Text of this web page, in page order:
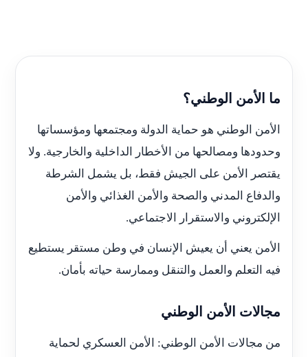
ما الأمن الوطني؟
الأمن الوطني هو حماية الدولة ومجتمعها ومؤسساتها
وحدودها ومصالحها من الأخطار الداخلية والخارجية. ولا
يقتصر الأمن على الجيش فقط، بل يشمل الشرطة
والدفاع المدني والصحة والأمن الغذائي والأمن
الإلكتروني والاستقرار الاجتماعي.
الأمن يعني أن يعيش الإنسان في وطن مستقر يستطيع
فيه التعلم والعمل والتنقل وممارسة حياته بأمان.
مجالات الأمن الوطني
من مجالات الأمن الوطني: الأمن العسكري لحماية